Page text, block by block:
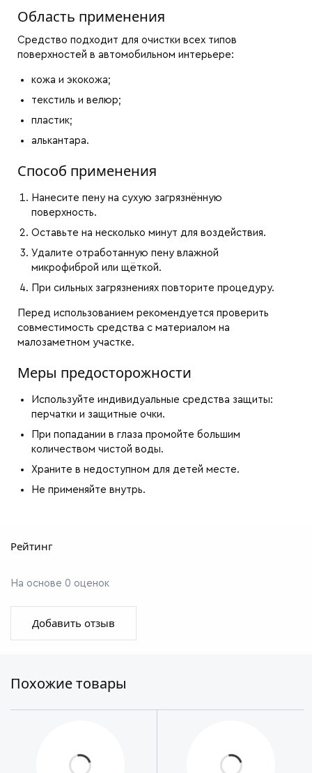
Область применения
Средство подходит для очистки всех типов
поверхностей в автомобильном интерьере:
кожа и экокожа;
текстиль и велюр;
пластик;
алькантара.
Способ применения
Нанесите пену на сухую загрязнённую
поверхность.
Оставьте на несколько минут для воздействия.
Удалите отработанную пену влажной
микрофиброй или щёткой.
При сильных загрязнениях повторите процедуру.
Перед использованием рекомендуется проверить
совместимость средства с материалом на
малозаметном участке.
Меры предосторожности
Используйте индивидуальные средства защиты:
перчатки и защитные очки.
При попадании в глаза промойте большим
количеством чистой воды.
Храните в недоступном для детей месте.
Не применяйте внутрь.
Рейтинг
На основе 0 оценок
Добавить отзыв
Похожие товары